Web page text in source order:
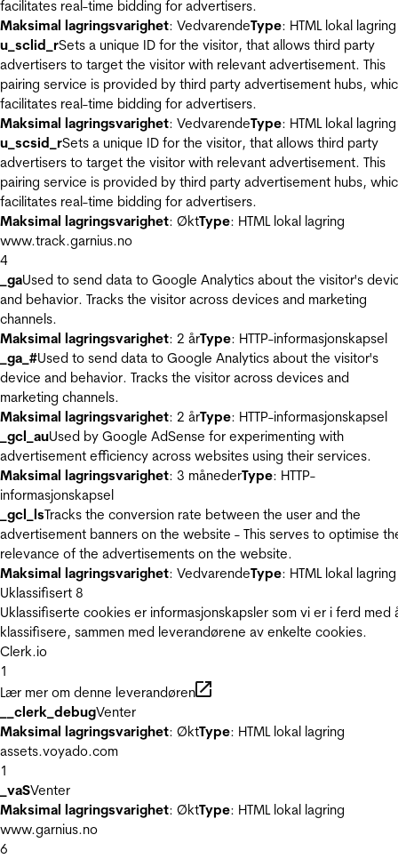
facilitates real-time bidding for advertisers.
Maksimal lagringsvarighet: VedvarendeType: HTML lokal lagring
u_sclid_rSets a unique ID for the visitor, that allows third party
advertisers to target the visitor with relevant advertisement. This
pairing service is provided by third party advertisement hubs,
facilitates real-time bidding for advertisers.
Maksimal lagringsvarighet: VedvarendeType: HTML lokal lagring
u_scsid_rSets a unique ID for the visitor, that allows third party
advertisers to target the visitor with relevant advertisement. This
pairing service is provided by third party advertisement hubs,
facilitates real-time bidding for advertisers.
Maksimal lagringsvarighet: ØktType: HTML lokal lagring
www.track.garnius.no
4
_gaUsed to send data to Google Analytics about the visitor's
and behavior. Tracks the visitor across devices and marketing
channels.
Maksimal lagringsvarighet: 2 årType: HTTP-informasjonskapsel
_ga_#Used to send data to Google Analytics about the visitor's
device and behavior. Tracks the visitor across devices and
marketing channels.
Maksimal lagringsvarighet: 2 årType: HTTP-informasjonskapsel
_gcl_auUsed by Google AdSense for experimenting with
advertisement efficiency across websites using their services.
Maksimal lagringsvarighet: 3 månederType: HTTP-
informasjonskapsel
_gcl_lsTracks the conversion rate between the user and the
advertisement banners on the website - This serves to optimise
relevance of the advertisements on the website.
Maksimal lagringsvarighet: VedvarendeType: HTML lokal lagring
Uklassifisert 8
Uklassifiserte cookies er informasjonskapsler som vi er i ferd med
klassifisere, sammen med leverandørene av enkelte cookies.
Clerk.io
1
Lær mer om denne leverandøren
__clerk_debugVenter
Maksimal lagringsvarighet: ØktType: HTML lokal lagring
assets.voyado.com
1
_vaSVenter
Maksimal lagringsvarighet: ØktType: HTML lokal lagring
www.garnius.no
6